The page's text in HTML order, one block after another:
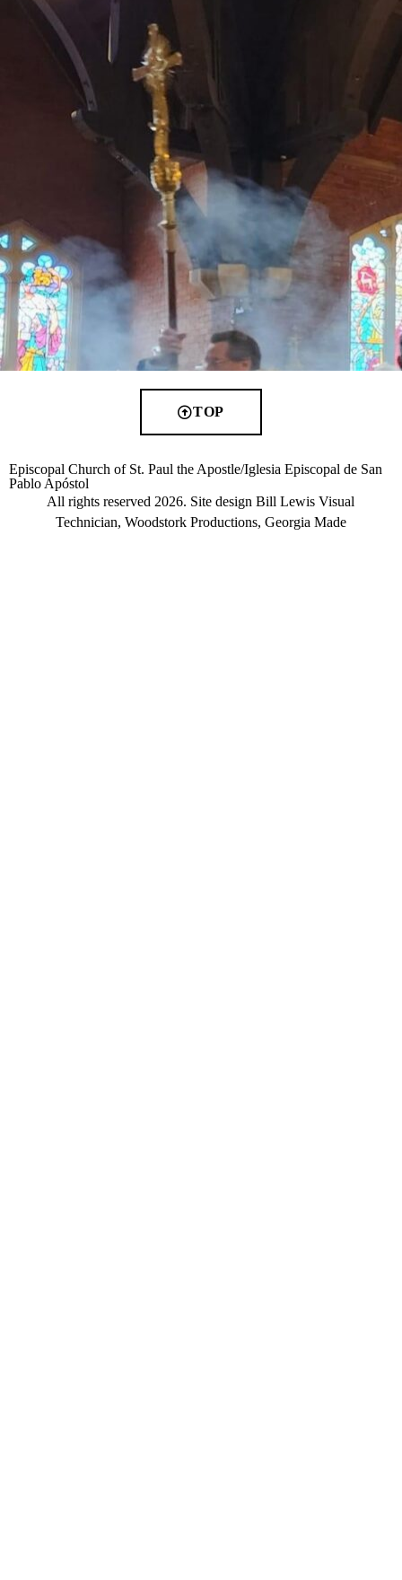
TOP
Episcopal Church of St. Paul the Apostle/Iglesia Episcopal de San
Pablo Apóstol
All rights reserved 2026. Site design Bill Lewis Visual
Technician, Woodstork Productions, Georgia Made